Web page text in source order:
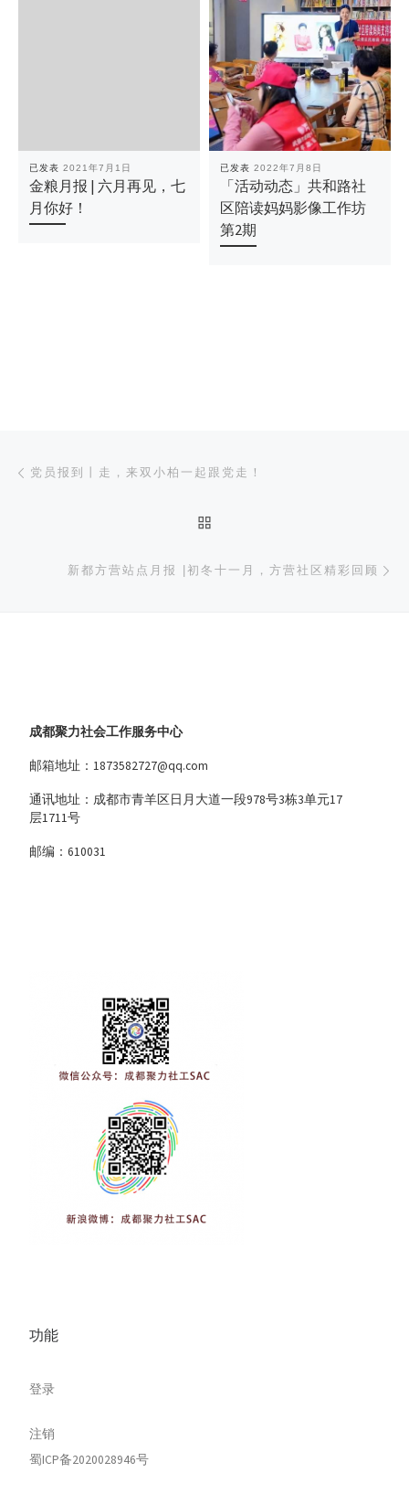
已发表 2021年7月1日
金粮月报 | 六月再见，七
月你好！
已发表 2022年7月8日
「活动动态」共和路社
区陪读妈妈影像工作坊
第2期
文章导航
党员报到丨走，来双小柏一起跟党走！
新都方营站点月报 |初冬十一月，方营社区精彩回顾
成都聚力社会工作服务中心
邮箱地址：1873582727@qq.com
通讯地址：成都市青羊区日月大道一段978号3栋3单元17
层1711号
邮编：610031
功能
登录
注销
蜀ICP备2020028946号